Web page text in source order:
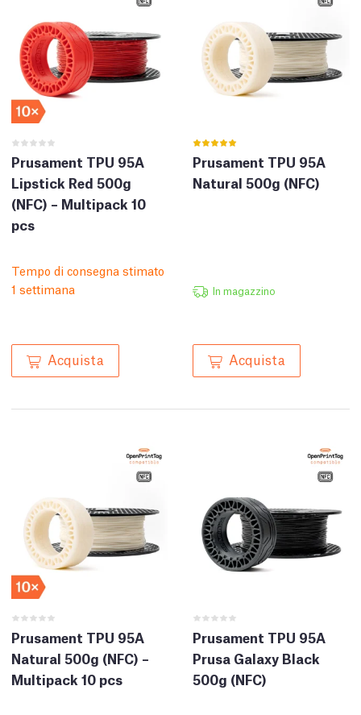
Prusament TPU 95A
Lipstick Red 500g
(NFC) – Multipack 10
pcs
Tempo di consegna stimato
1 settimana
Acquista
Prusament TPU 95A
Natural 500g (NFC)
In magazzino
Acquista
Prusament TPU 95A
Natural 500g (NFC) –
Multipack 10 pcs
Prusament TPU 95A
Prusa Galaxy Black
500g (NFC)